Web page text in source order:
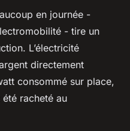
en journée -
- tire un
L’électricité
directement
consommé sur place,
été racheté au